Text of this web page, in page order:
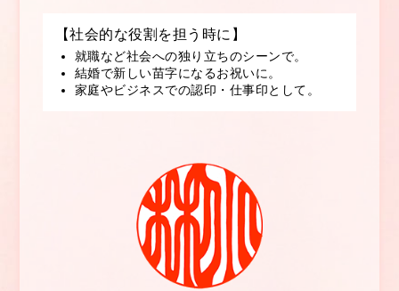
【社会的な役割を担う時に】
就職など社会への独り立ちのシーンで。
結婚で新しい苗字になるお祝いに。
家庭やビジネスでの認印・仕事印として。